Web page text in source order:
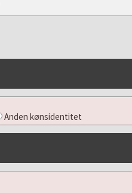
Anden kønsidentitet